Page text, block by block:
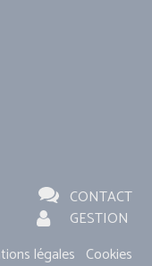
CONTACT
GESTION
légales Cookies